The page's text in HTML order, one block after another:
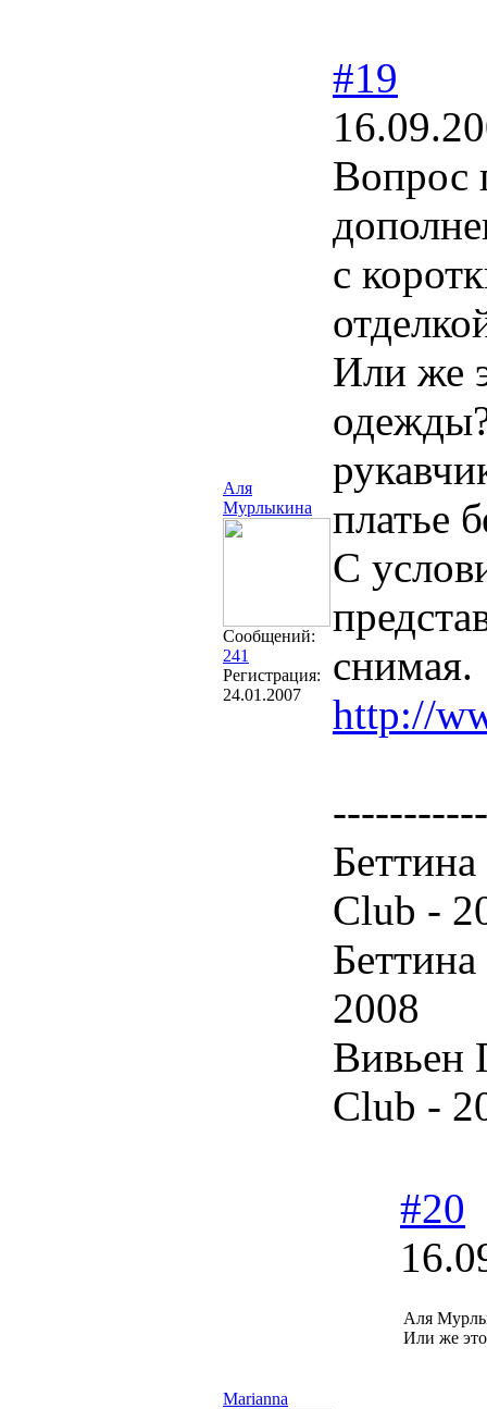
Аля
Мурлыкина
Сообщений:
241
Регистрация:
24.01.2007
#19
Вопрос
с
Или же
платье
С
снимая.
http://
Club -
2008
Вивьен
Club -
Marianna
#20
Аля
Или же